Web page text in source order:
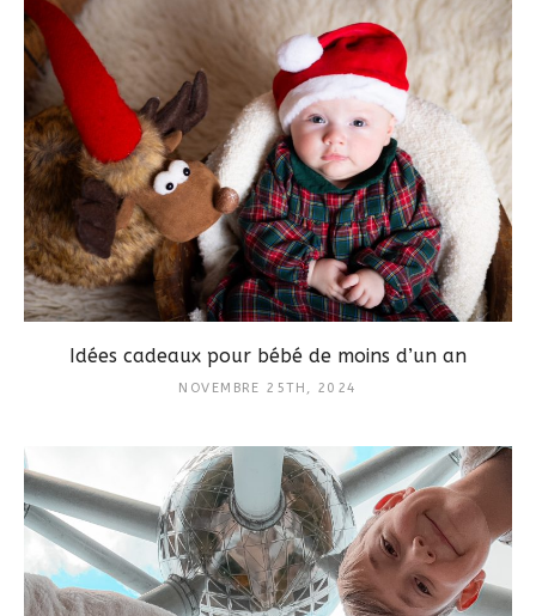
Idées cadeaux pour bébé de moins d’un an
NOVEMBRE 25TH, 2024